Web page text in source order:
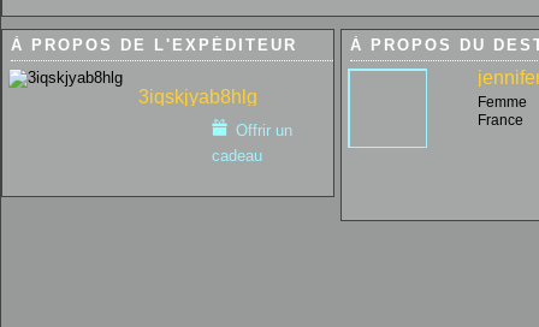
À PROPOS DE L'EXPÉDITEUR
3iqskjyab8hlg
Offrir un
cadeau
À PROPOS DU
Femme
France